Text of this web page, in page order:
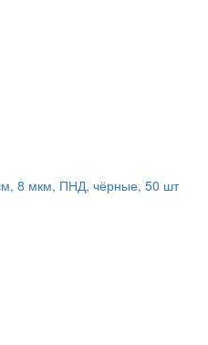
8 мкм, ПНД, чёрные, 50 шт